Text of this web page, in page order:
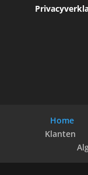
Home
Klanten